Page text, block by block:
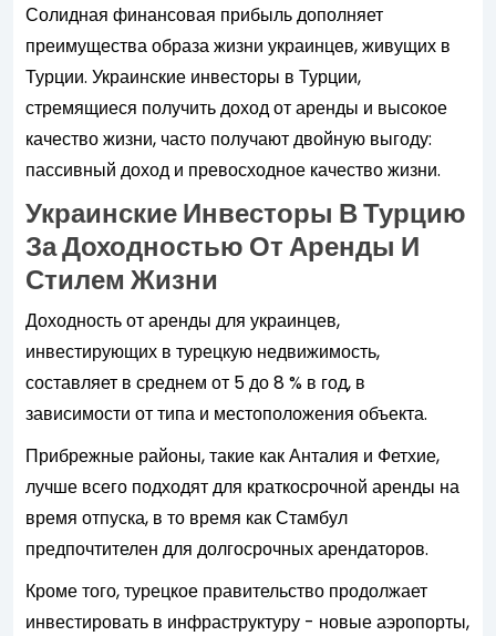
Солидная финансовая прибыль дополняет
преимущества образа жизни украинцев, живущих в
Турции. Украинские инвесторы в Турции,
стремящиеся получить доход от аренды и высокое
качество жизни, часто получают двойную выгоду:
пассивный доход и превосходное качество жизни.
Украинские Инвесторы В Турцию
За Доходностью От Аренды И
Стилем Жизни
Доходность от аренды для украинцев,
инвестирующих в турецкую недвижимость,
составляет в среднем от 5 до 8 % в год, в
зависимости от типа и местоположения объекта.
Прибрежные районы, такие как Анталия и Фетхие,
лучше всего подходят для краткосрочной аренды на
время отпуска, в то время как Стамбул
предпочтителен для долгосрочных арендаторов.
Кроме того, турецкое правительство продолжает
инвестировать в инфраструктуру - новые аэропорты,